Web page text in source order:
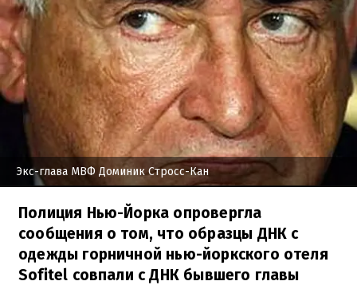
Экс-глава МВФ Доминик Стросс-Кан
Полиция Нью-Йорка опровергла
сообщения о том, что образцы ДНК с
одежды горничной нью-йоркского отеля
Sofitel совпали с ДНК бывшего главы